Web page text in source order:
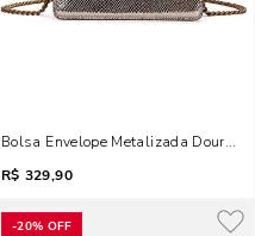
Bolsa Envelope Metalizada
R$ 329,90
-20% OFF